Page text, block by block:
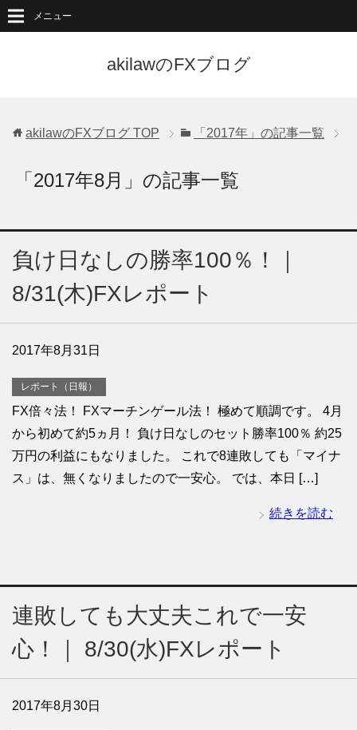
akilawのFXブログ
メニュー
akilawのFXブログ TOP 「2017年」の記事一覧
「2017年8月」の記事一覧
負け日なしの勝率100％！｜
8/31(木)FXレポート
2017年8月31日
レポート（日報）
FX倍々法！ FXマーチンゲール法！ 極めて順調です。 4月
から初めて約5ヵ月！ 負け日なしのセット勝率100％ 約25
万円の利益にもなりました。 これで8連敗しても「マイナ
ス」は、無くなりましたので一安心。 では、本日 […]
続きを読む
連敗しても大丈夫これで一安
心！｜ 8/30(水)FXレポート
2017年8月30日